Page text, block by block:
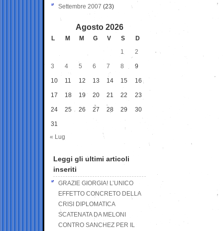
Settembre 2007 (23)
Agosto 2026
L M M G V S
D
1
2
3 4 5 6 7 8 9
10 11 12 13 14 15 16
17 18 19 20 21 22 23
24 25 26 27 28 29 30
31
« Lug
Leggi gli ultimi articoli
inseriti
GRAZIE GIORGIA! L’UNICO
EFFETTO CONCRETO DELLA
CRISI DIPLOMATICA
SCATENATA DA MELONI
CONTRO SANCHEZ PER IL